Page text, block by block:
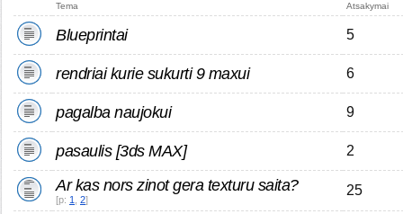
Tema Atsakymai
Blueprintai 5
rendriai kurie sukurti 9 maxui 6
pagalba naujokui 9
pasaulis [3ds MAX] 2
Ar kas nors zinot gera texturu saita?
[p: 1 2]
25